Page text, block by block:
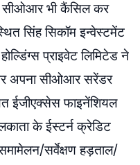
सीओआर भी कैंसिल कर
सिंह सिकॉम इन्वेस्टमेंट
प्राइवेट लिमिटेड ने
अपना सीओआर सरेंडर
ईजीएक्सेस फाइनेंशियल
के ईस्टर्न क्रेडिट
सर्वेक्षण हड़ताल/